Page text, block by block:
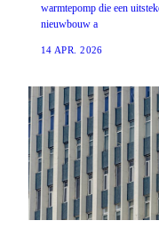
warmtepomp die een
nieuwbouw a
14 APR. 2026